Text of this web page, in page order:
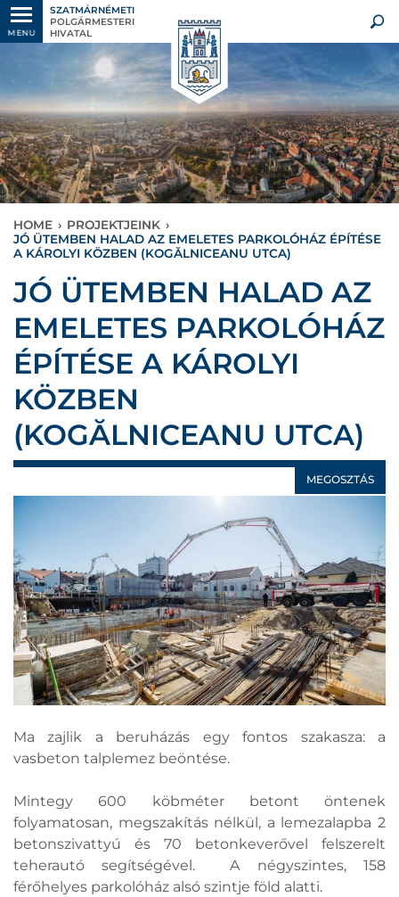
MENU
SZATMÁRNÉMETI
POLGÁRMESTERI
HIVATAL
HOME › PROJEKTJEINK ›
JÓ ÜTEMBEN HALAD AZ EMELETES PARKOLÓHÁZ ÉPÍTÉSE
A KÁROLYI KÖZBEN (KOGĂLNICEANU UTCA)
JÓ ÜTEMBEN HALAD AZ
EMELETES PARKOLÓHÁZ
ÉPÍTÉSE A KÁROLYI
KÖZBEN
(KOGĂLNICEANU UTCA)
MEGOSZTÁS
Ma zajlik a beruházás egy fontos szakasza: a
vasbeton talplemez beöntése.
Mintegy 600 köbméter betont öntenek
folyamatosan, megszakítás nélkül, a lemezalapba 2
betonszivattyú és 70 betonkeverővel felszerelt
teherautó segítségével. A négyszintes, 158
férőhelyes parkolóház alsó szintje föld alatti.